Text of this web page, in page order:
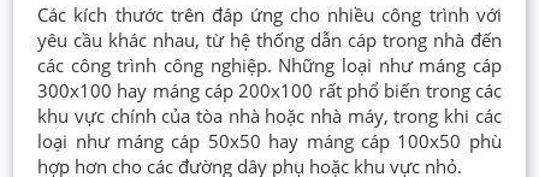
Các kích thước trên đáp ứng cho nhiều công trình với
yêu cầu khác nhau, từ hệ thống dẫn cáp trong nhà đến
các công trình công nghiệp. Những loại như máng cáp
300x100 hay máng cáp 200x100 rất phổ biến trong các
khu vực chính của tòa nhà hoặc nhà máy, trong khi các
loại như máng cáp 50x50 hay máng cáp 100x50 phù
hợp hơn cho các đường dây phụ hoặc khu vực nhỏ.